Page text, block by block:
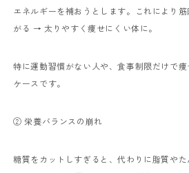
エネルギーを補おうとします。
これにより
がる → 太りやすく痩せにくい体に。
特に運動習慣がない人や、食事制限だけで
ケースです。
② 栄養バランスの崩れ
糖質をカットしすぎると、代わりに脂質やた